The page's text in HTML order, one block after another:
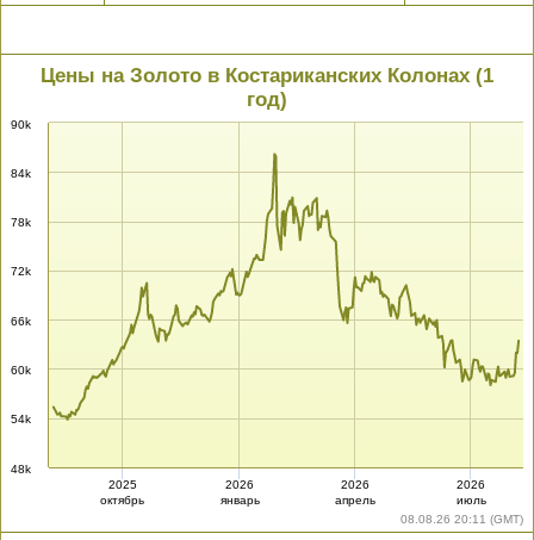
08.08.26 20:11 (GMT)
Цены на Золото в Костариканских Колонах (1
год)
48k
54k
60k
66k
72k
78k
84k
90k
2025
октябрь
2026
январь
2026
апрель
2026
июль